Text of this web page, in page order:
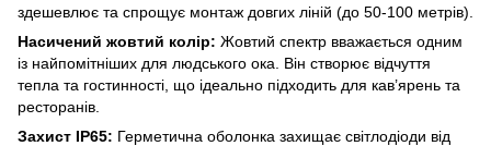
здешевлює та спрощує монтаж довгих ліній (до 50-100 метрів).
Насичений жовтий колір: Жовтий спектр вважається одним
із найпомітніших для людського ока. Він створює відчуття
тепла та гостинності, що ідеально підходить для кав’ярень та
ресторанів.
Захист IP65: Герметична оболонка захищає світлодіоди від